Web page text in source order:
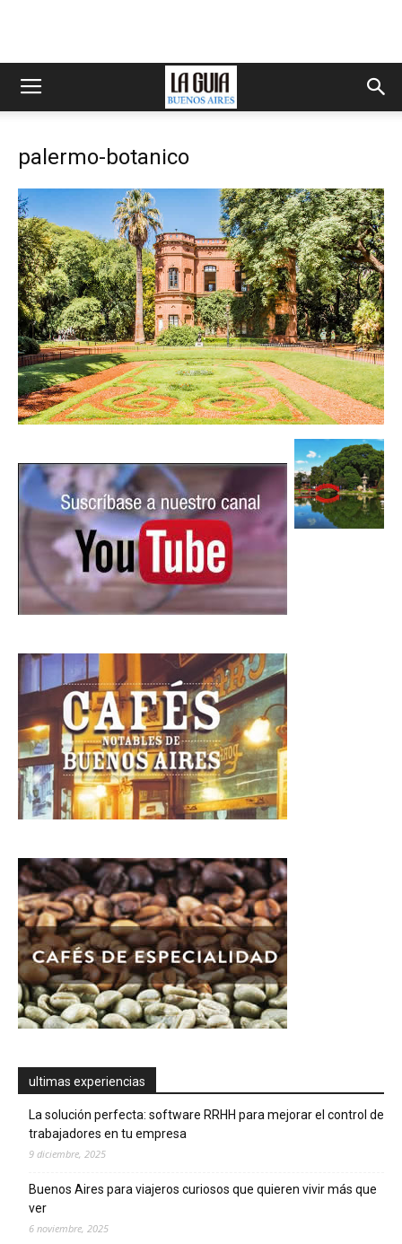
palermo-botanico
ultimas experiencias
La solución perfecta: software RRHH para mejorar el control de
trabajadores en tu empresa
9 diciembre, 2025
Buenos Aires para viajeros curiosos que quieren vivir más que
ver
6 noviembre, 2025